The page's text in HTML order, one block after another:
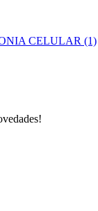
CELULAR (1)